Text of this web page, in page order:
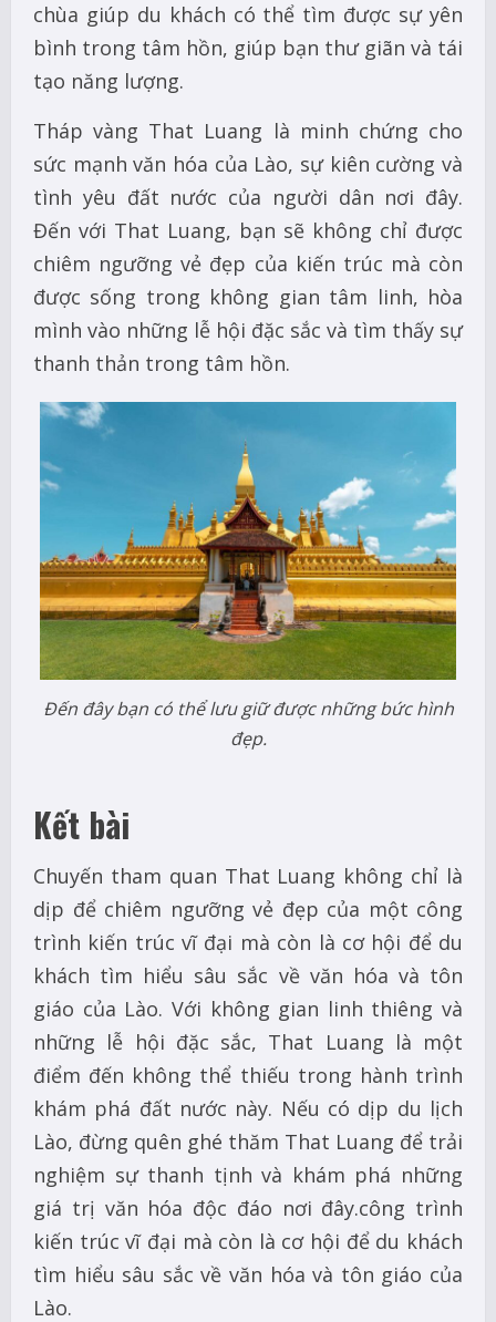
chùa giúp du khách có thể tìm được sự yên
bình trong tâm hồn, giúp bạn thư giãn và tái
tạo năng lượng.
Tháp vàng That Luang là minh chứng cho
sức mạnh văn hóa của Lào, sự kiên cường và
tình yêu đất nước của người dân nơi đây.
Đến với That Luang, bạn sẽ không chỉ được
chiêm ngưỡng vẻ đẹp của kiến trúc mà còn
được sống trong không gian tâm linh, hòa
mình vào những lễ hội đặc sắc và tìm thấy sự
thanh thản trong tâm hồn.
Đến đây bạn có thể lưu giữ được những bức hình
đẹp.
Kết bài
Chuyến tham quan That Luang không chỉ là
dịp để chiêm ngưỡng vẻ đẹp của một công
trình kiến trúc vĩ đại mà còn là cơ hội để du
khách tìm hiểu sâu sắc về văn hóa và tôn
giáo của Lào. Với không gian linh thiêng và
những lễ hội đặc sắc, That Luang là một
điểm đến không thể thiếu trong hành trình
khám phá đất nước này. Nếu có dịp du lịch
Lào, đừng quên ghé thăm That Luang để trải
nghiệm sự thanh tịnh và khám phá những
giá trị văn hóa độc đáo nơi đây.công trình
kiến trúc vĩ đại mà còn là cơ hội để du khách
tìm hiểu sâu sắc về văn hóa và tôn giáo của
Lào.